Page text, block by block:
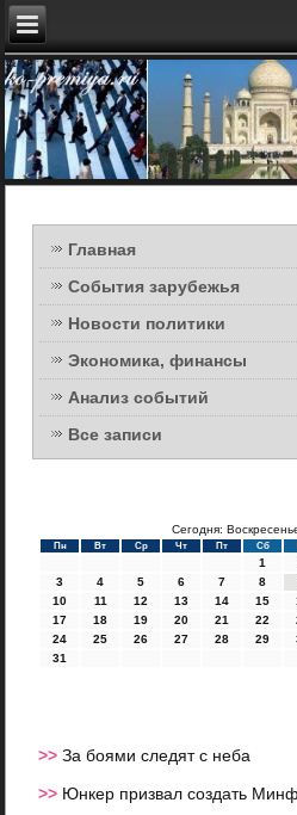
Главная
События зарубежья
Новости политики
Экономика, финансы
Анализ событий
Все записи
Сегодня:
Пн Вт Ср Чт Пт Сб
1
3
4 5 6 7 8
10
11 12 13 14 15
17
18 19 20 21 22
24
25 26 27 28 29
31
>>За боями следят с неба
>> Юнкер призвал создать